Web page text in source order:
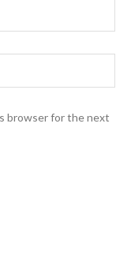
browser for the next